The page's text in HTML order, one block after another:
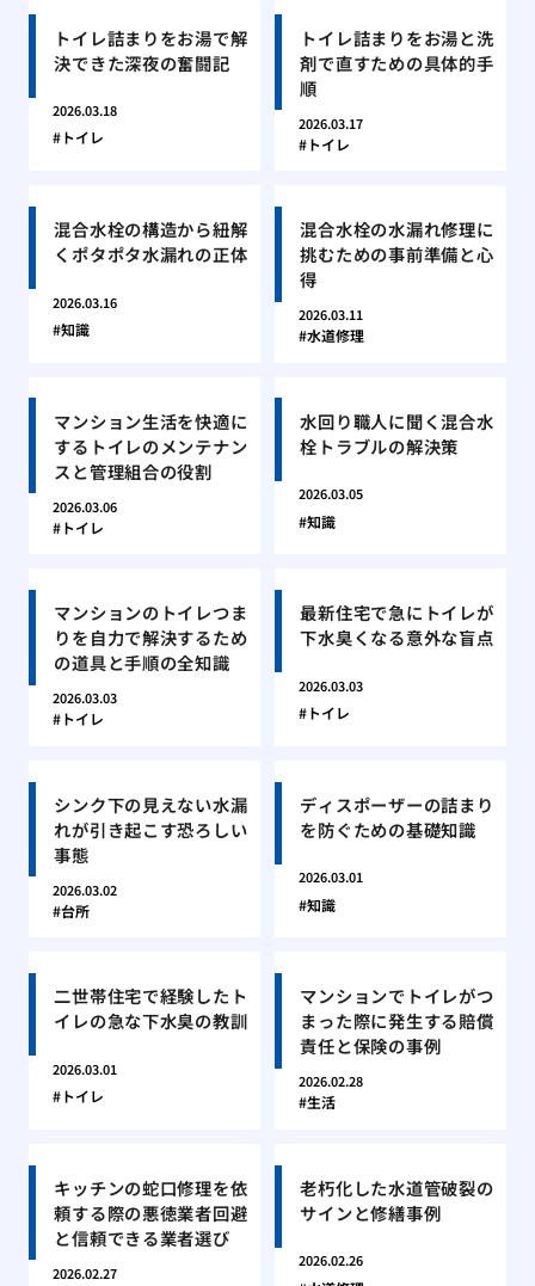
トイレ詰まりをお湯で解
決できた深夜の奮闘記
2026.03.18
トイレ
トイレ詰まりをお湯と洗
剤で直すための具体的手
順
2026.03.17
トイレ
混合水栓の構造から紐解
くポタポタ水漏れの正体
2026.03.16
知識
混合水栓の水漏れ修理に
挑むための事前準備と心
得
2026.03.11
水道修理
マンション生活を快適に
するトイレのメンテナン
スと管理組合の役割
2026.03.06
トイレ
水回り職人に聞く混合水
栓トラブルの解決策
2026.03.05
知識
マンションのトイレつま
りを自力で解決するため
の道具と手順の全知識
2026.03.03
トイレ
最新住宅で急にトイレが
下水臭くなる意外な盲点
2026.03.03
トイレ
シンク下の見えない水漏
れが引き起こす恐ろしい
事態
2026.03.02
台所
ディスポーザーの詰まり
を防ぐための基礎知識
2026.03.01
知識
二世帯住宅で経験したト
イレの急な下水臭の教訓
2026.03.01
トイレ
マンションでトイレがつ
まった際に発生する賠償
責任と保険の事例
2026.02.28
生活
キッチンの蛇口修理を依
頼する際の悪徳業者回避
と信頼できる業者選び
2026.02.27
老朽化した水道管破裂の
サインと修繕事例
2026.02.26